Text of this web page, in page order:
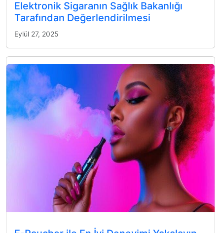
Elektronik Sigaranın Sağlık Bakanlığı
Tarafından Değerlendirilmesi
Eylül 27, 2025